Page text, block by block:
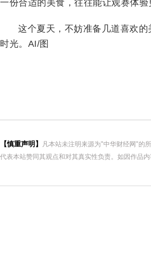
一份合适的美食，往往能让观赛体验
这个夏天，不妨准备几道喜欢
时光。AI/图
【慎重声明】
凡本站未注明来源为"中华财经网"的
代表本站赞同其观点和对其真实性负责。如因作品